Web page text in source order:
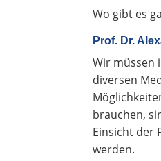
Wo gibt es
Prof. Dr.
Wir müssen
diversen
brauchen,
Einsicht der
werden.